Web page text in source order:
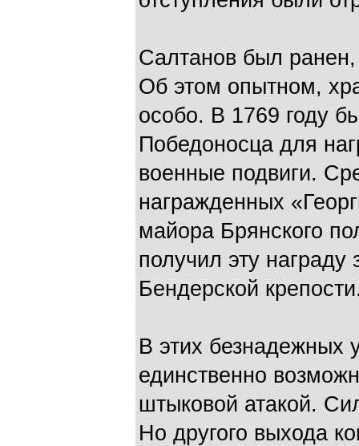
Салтанов был
Об этом опытном,
особо. В 1769 году
Победоносца для
военные подвиги.
награжденных
майора Брянского
получил эту награду
Бендерской
В этих безнадежных
единственно
штыковой атакой.
Но другого выхода